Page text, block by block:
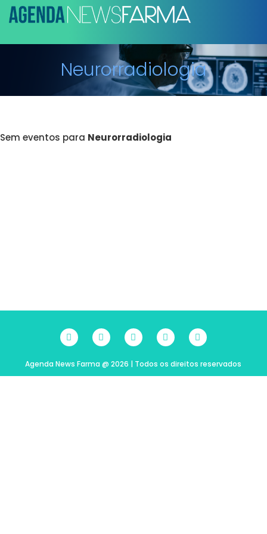
Neurorradiologia
Sem eventos para Neurorradiologia
Agenda News Farma @ 2026 | Todos os direitos reservados